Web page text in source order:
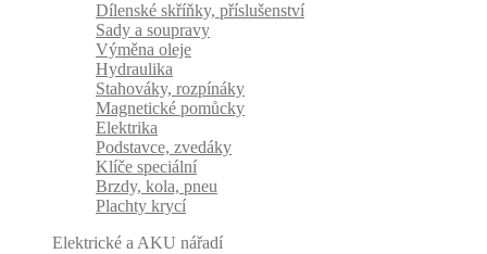
Dílenské skříňky, příslušenství
Sady a soupravy
Výměna oleje
Hydraulika
Stahováky, rozpínáky
Magnetické pomůcky
Elektrika
Podstavce, zvedáky
Klíče speciální
Brzdy, kola, pneu
Plachty krycí
Elektrické a AKU nářadí